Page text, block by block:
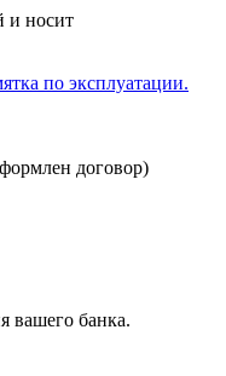
и носит
по эксплуатации.
договор)
вашего банка.